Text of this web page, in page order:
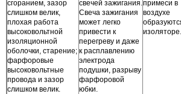
сгоранием, зазор
слишком велик,
плохая работа
высоковольтной
изоляционной
оболочки, старение;
фарфоровые
высоковольтные
провода и зазор
слишком велик.
свечей зажигания.
Свеча зажигания
может легко
привести к
перегреву и даже
к расплавлению
электрода
подушки, разрыву
фарфоровой
юбки.
примеси в
воздухе
изоляторе.